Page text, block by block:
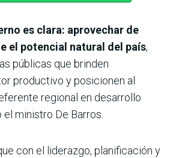
es clara: aprovechar de
el potencial natural del país,
públicas que brinden
productivo y posicionen al
regional en desarrollo
ministro De Barros.
con el liderazgo, planificación y